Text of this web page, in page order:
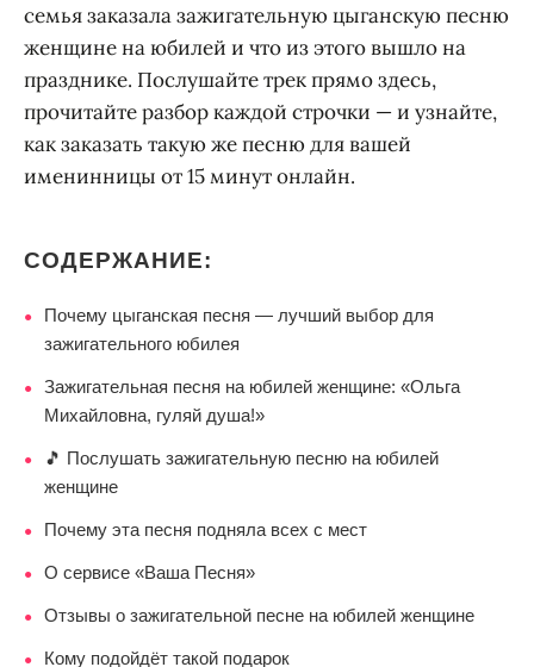
семья заказала зажигательную цыганскую песню
женщине на юбилей и что из этого вышло на
празднике. Послушайте трек прямо здесь,
прочитайте разбор каждой строчки — и узнайте,
как заказать такую же песню для вашей
именинницы от 15 минут онлайн.
СОДЕРЖАНИЕ:
●
Почему цыганская песня — лучший выбор для
зажигательного юбилея
●
Зажигательная песня на юбилей женщине: «Ольга
Михайловна, гуляй душа!»
●
🎵 Послушать зажигательную песню на юбилей
женщине
● Почему эта песня подняла всех с мест
● О сервисе «Ваша Песня»
● Отзывы о зажигательной песне на юбилей женщине
● Кому подойдёт такой подарок